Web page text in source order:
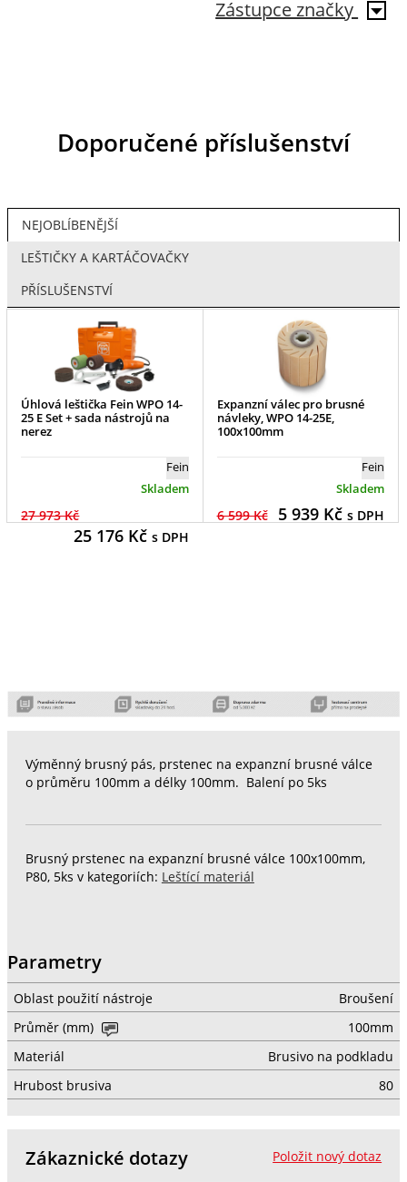
Zástupce značky
Doporučené příslušenství
NEJOBLÍBENĚJŠÍ
LEŠTIČKY A KARTÁČOVAČKY
PŘÍSLUŠENSTVÍ
Úhlová leštička Fein WPO 14-
25 E Set + sada nástrojů na
nerez
Fein
Skladem
27 973 Kč
25 176Kč s DPH
Expanzní válec pro brusné
návleky, WPO 14-25E,
100x100mm
Fein
Skladem
6 599 Kč 5 939Kč s DPH
Výměnný brusný pás, prstenec na expanzní brusné válce
o průměru 100mm a délky 100mm. Balení po 5ks
Brusný prstenec na expanzní brusné válce 100x100mm,
P80, 5ks v kategoriích: Leštící materiál
Parametry
Oblast použití nástroje
Broušení
Průměr (mm)
100mm
Materiál
Brusivo na podkladu
Hrubost brusiva
80
Položit nový dotaz
Zákaznické dotazy